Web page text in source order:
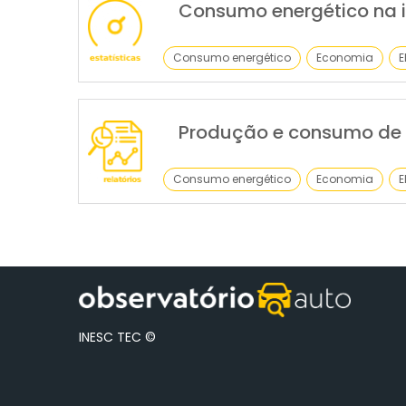
Consumo energético na
Consumo energético Economia
Produção e consumo
Consumo energético Economia
INESC TEC ©